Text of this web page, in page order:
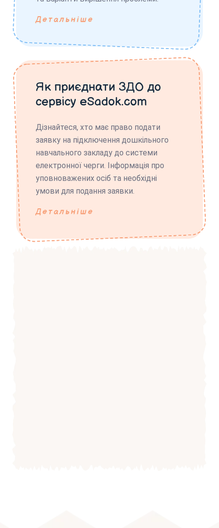
Детальніше
Як приєднати ЗДО до
сервісу eSadok.com
Дізнайтеся, хто має право подати
заявку на підключення дошкільного
навчального закладу до системи
електронної черги. Інформація про
уповноважених осіб та необхідні
умови для подання заявки.
Детальніше